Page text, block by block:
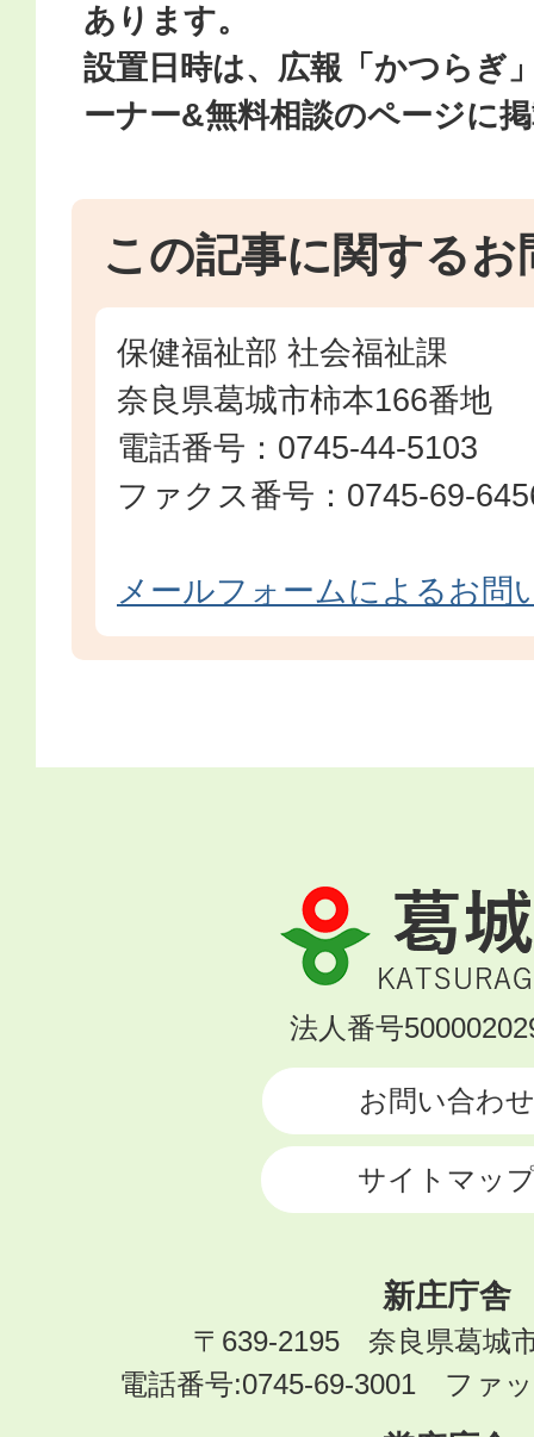
あります。
設置日時は、広報「かつらぎ
ーナー&無料相談のページに
この記事に関するお
保健福祉部 社会福祉課
奈良県葛城市柿本166番地
電話番号：0745-44-5103
ファクス番号：0745-69-
メールフォームによるお問
葛
城
市
KATSURAGI
法人番号
お問い合わせ
サイトマッ
新庄庁舎
〒639-2195 奈良県葛城
電話番号:0745-69-3001 ファ